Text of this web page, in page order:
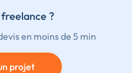
?
en moins de 5 min
projet